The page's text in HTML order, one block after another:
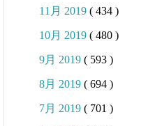
11月 2019 ( 434 )
10月 2019 ( 480 )
9月 2019 ( 593 )
8月 2019 ( 694 )
7月 2019 ( 701 )